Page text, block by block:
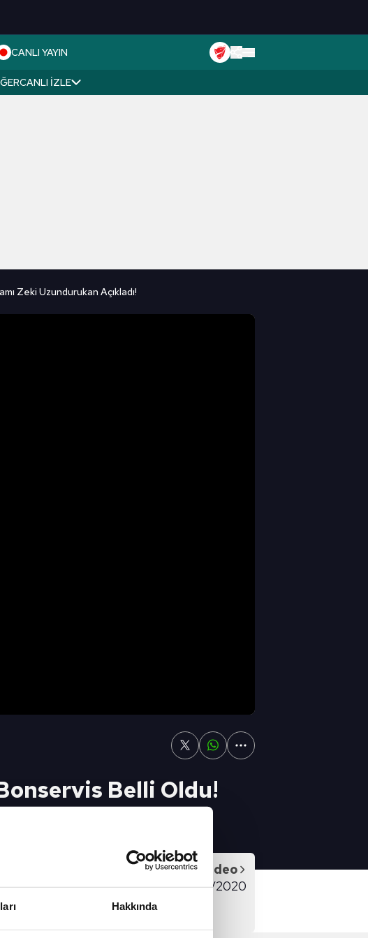
Hakkında
CANLI YAYIN
CANLI İZLE
Zeki Uzundurukan Açıkladı!
Belli Oldu!
Sonraki Video
Artı Futbol - 11/09/2020